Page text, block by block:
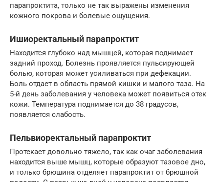
парапроктита, только не так выражены изменения
кожного покрова и болевые ощущения.
Ишиоректальный парапроктит
Находится глубоко над мышцей, которая поднимает
задний проход. Болезнь проявляется пульсирующей
болью, которая может усиливаться при дефекации.
Боль отдает в область прямой кишки и малого таза. На
5-й день заболевания у человека может появиться отек
кожи. Температура поднимается до 38 градусов,
появляется слабость.
Пельвиоректальный парапроктит
Протекает довольно тяжело, так как очаг заболевания
находится выше мышц, которые образуют тазовое дно,
и только брюшина отделяет парапроктит от брюшной